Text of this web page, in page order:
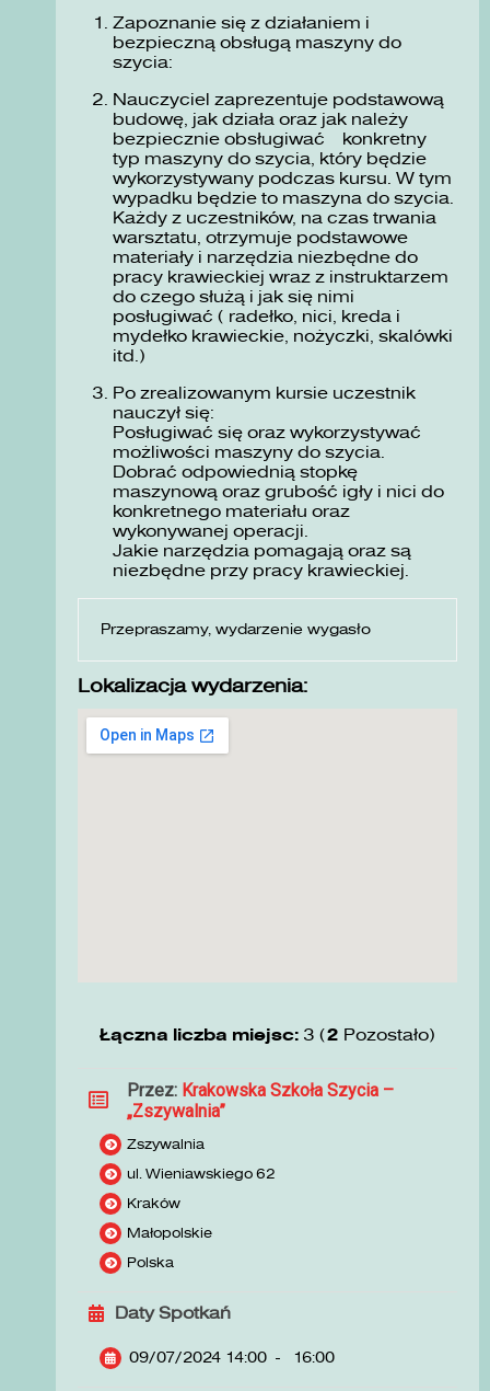
Zapoznanie się z działaniem i
bezpieczną obsługą maszyny do
szycia:
Nauczyciel zaprezentuje podstawową
budowę, jak działa oraz jak należy
bezpiecznie obsługiwać konkretny
typ maszyny do szycia, który będzie
wykorzystywany podczas kursu. W tym
wypadku będzie to maszyna do szycia.
Każdy z uczestników, na czas trwania
warsztatu, otrzymuje podstawowe
materiały i narzędzia niezbędne do
pracy krawieckiej wraz z instruktarzem
do czego służą i jak się nimi
posługiwać ( radełko, nici, kreda i
mydełko krawieckie, nożyczki, skalówki
itd.)
Po zrealizowanym kursie uczestnik
nauczył się:
Posługiwać się oraz wykorzystywać
możliwości maszyny do szycia.
Dobrać odpowiednią stopkę
maszynową oraz grubość igły i nici do
konkretnego materiału oraz
wykonywanej operacji.
Jakie narzędzia pomagają oraz są
niezbędne przy pracy krawieckiej.
Przepraszamy, wydarzenie wygasło
Lokalizacja wydarzenia:
Łączna liczba miejsc: 3 (2 Pozostało)
Przez: Krakowska Szkoła Szycia –
„Zszywalnia”
Zszywalnia
ul. Wieniawskiego 62
Kraków
Małopolskie
Polska
Daty Spotkań
09/07/2024 14:00 - 16:00